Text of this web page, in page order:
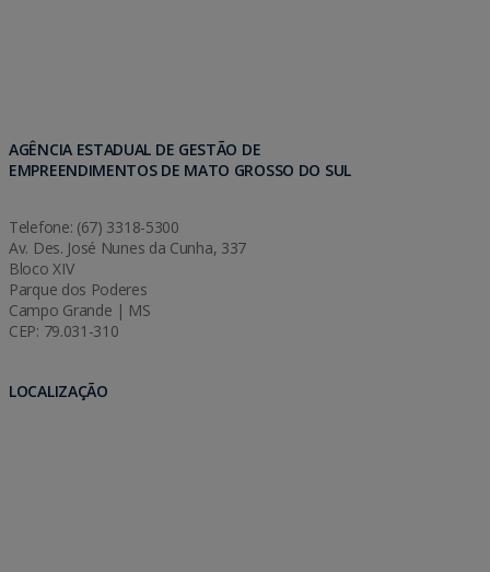
AGÊNCIA ESTADUAL DE GESTÃO DE
EMPREENDIMENTOS DE MATO GROSSO DO SUL
Telefone: (67) 3318-5300
Av. Des. José Nunes da Cunha, 337
Bloco XIV
Parque dos Poderes
Campo Grande | MS
CEP: 79.031-310
LOCALIZAÇÃO